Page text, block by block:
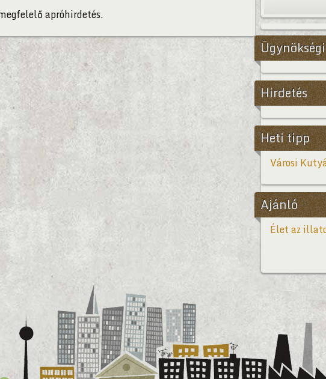
apróhirdetés.
Hirdetés
Heti tipp
Városi
Ajánló
Élet az